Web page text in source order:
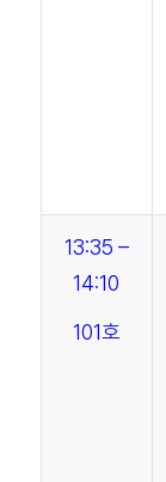
13:35 –
14:10
101호